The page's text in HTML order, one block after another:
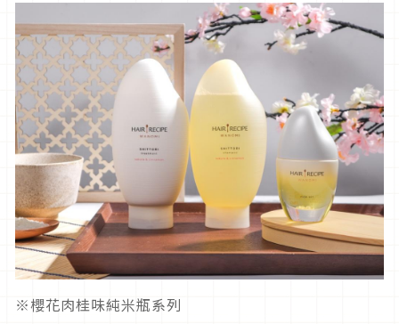
※櫻花肉桂味純米瓶系列